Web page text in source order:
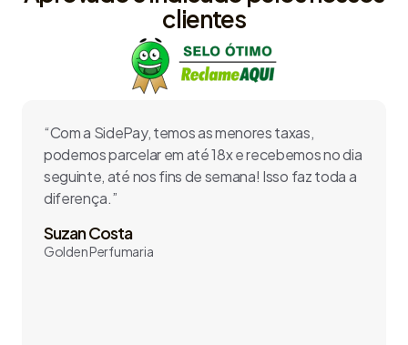
clientes
“Com a SidePay, temos as menores taxas,
podemos parcelar em até 18x e recebemos no dia
seguinte, até nos fins de semana! Isso faz toda a
diferença.”
Suzan Costa
Golden Perfumaria